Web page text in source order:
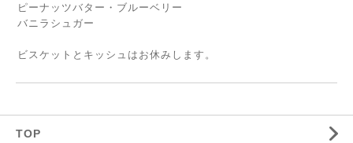
ピーナッツバター・ブルーベリー
バニラシュガー
ビスケットとキッシュはお休みします。
TOP